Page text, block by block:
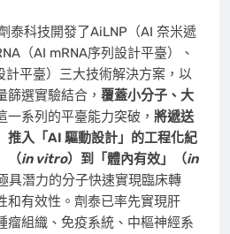
泰科技開發了AiLNP（AI 奈米遞
（AI mRNA序列設計平臺）、
計平臺）三大技術解決方案，以
篩選實驗結合， 覆蓋小分子、大
一系列的平臺能力突破， 將遞送
推入「AI 驅動設計」的工程化紀
（in vitro）到「體內有效」（in
具潛力的分子快速實現臨床轉
和有效性。劑泰已率先實現肝
瘤組織、免疫系統、中樞神經系